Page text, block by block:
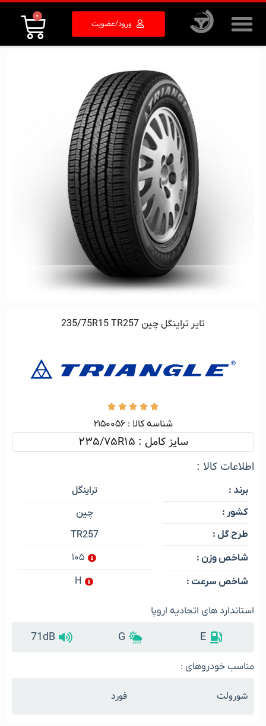
ورود/عضویت
0
تاير تراينگل چين 235/75R15 TR257





شناسه کالا :‌ ۲۱۵۰۰۵۶
سایز کامل : 235/75R15
اطلاعات کالا :
برند :
کشور :
طرح گل :
شاخص وزن :
شاخص سرعت :
تراینگل
چین
TR257
۱۰۵
H
استاندارد های اتحادیه اروپا
E
G
71dB
مناسب خودروهای :
شورولت فورد